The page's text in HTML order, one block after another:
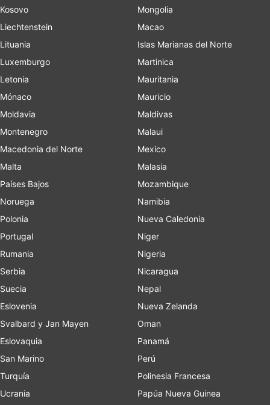
Kosovo
Liechtenstein
Lituania
Luxemburgo
Letonia
Mónaco
Moldavia
Montenegro
Macedonia del Norte
Malta
Países Bajos
Noruega
Polonia
Portugal
Rumania
Serbia
Suecia
Eslovenia
Svalbard y Jan Mayen
Eslovaquia
San Marino
Turquía
Ucrania
Mongolia
Macao
Islas Marianas del Norte
Martinica
Mauritania
Mauricio
Maldivas
Malaui
Mexico
Malasia
Mozambique
Namibia
Nueva Caledonia
Niger
Nigeria
Nicaragua
Nepal
Nueva Zelanda
Oman
Panamá
Perú
Polinesia Francesa
Papúa Nueva Guinea